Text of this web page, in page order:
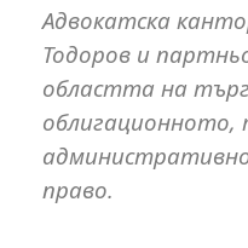
Адвокатска
Тодоров и
областта на
облигационното,
право.